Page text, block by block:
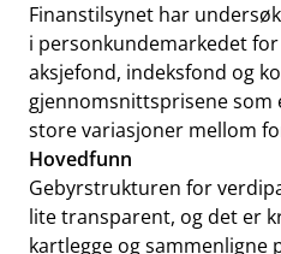
Finanstilsynet har
i personkundemarkedet
aksjefond, indeksfond og
gjennomsnittsprisene som
store variasjoner mellom
Hovedfunn
Gebyrstrukturen for
lite transparent, og det er
kartlegge og sammenligne